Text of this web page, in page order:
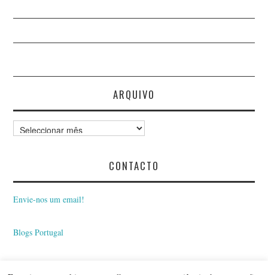
ARQUIVO
Arquivo
CONTACTO
Envie-nos um email!
Blogs Portugal